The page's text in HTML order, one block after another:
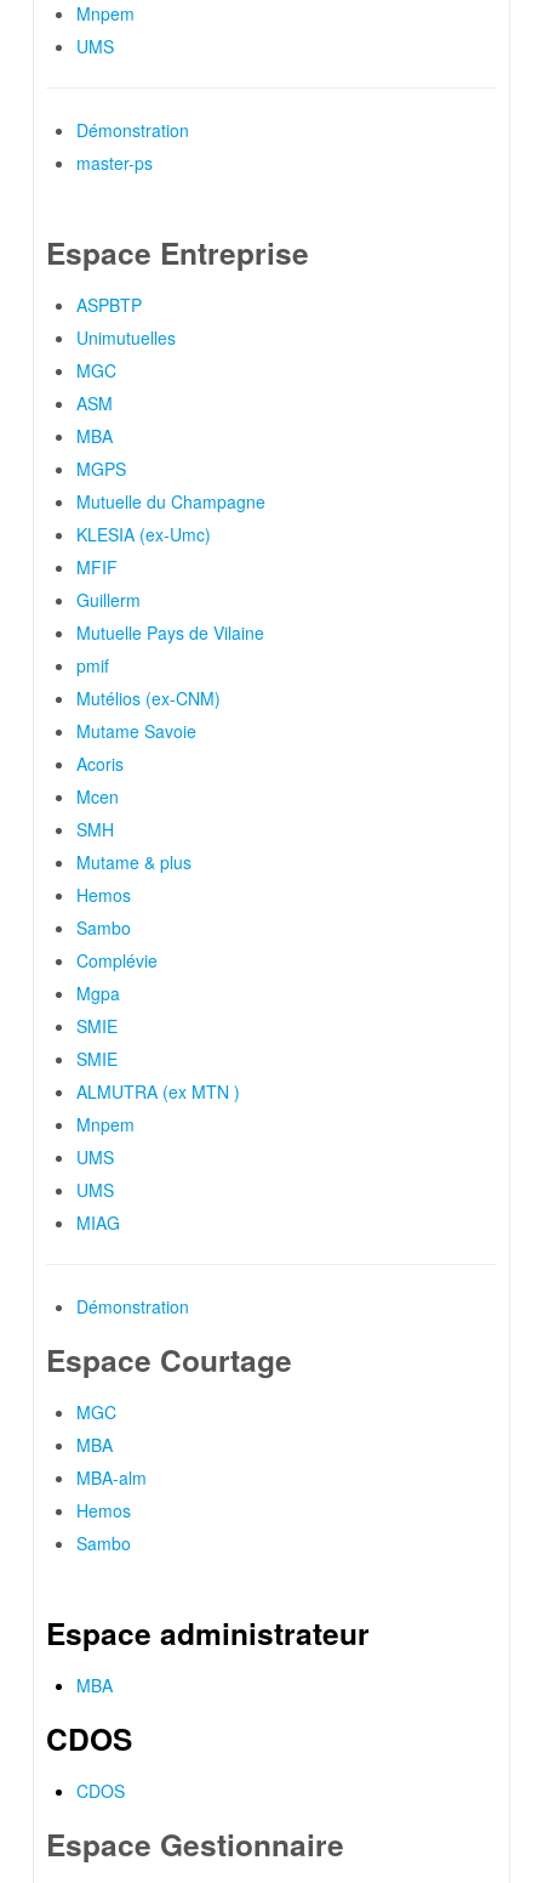
Mnpem
UMS
Démonstration
master-ps
Espace Entreprise
ASPBTP
Unimutuelles
MGC
ASM
MBA
MGPS
Mutuelle du Champagne
KLESIA (ex-Umc)
MFIF
Guillerm
Mutuelle Pays de Vilaine
pmif
Mutélios (ex-CNM)
Mutame Savoie
Acoris
Mcen
SMH
Mutame & plus
Hemos
Sambo
Complévie
Mgpa
SMIE
SMIE
ALMUTRA (ex MTN )
Mnpem
UMS
UMS
MIAG
Démonstration
Espace Courtage
MGC
MBA
MBA-alm
Hemos
Sambo
Espace administrateur
MBA
CDOS
CDOS
Espace Gestionnaire